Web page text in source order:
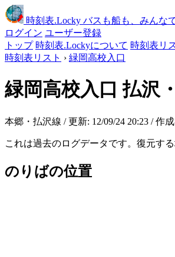
時刻表.Locky バスも船も、みんな
ログイン ユーザー登録
トップ 時刻表.Lockyについて 時刻表リ
時刻表リスト › 緑岡高校入口
緑岡高校入口払沢
本郷・払沢線 / 更新: 12/09/24 20:23 / 作
これは過去のログデータです。復元す
のりばの位置